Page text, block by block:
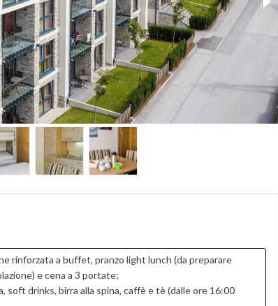
rinforzata a buffet, pranzo light lunch (da preparare
e cena a 3 portate;
soft drinks, birra alla spina, caffè e tè (dalle ore 16:00